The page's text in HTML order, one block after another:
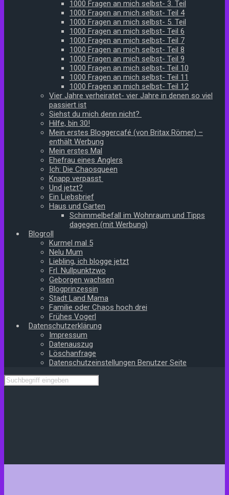
1000 Fragen an mich selbst- 3. Teil
1000 Fragen an mich selbst- Teil 4
1000 Fragen an mich selbst- 5. Teil
1000 Fragen an mich selbst- Teil 6
1000 Fragen an mich selbst- Teil 7
1000 Fragen an mich selbst- Teil 8
1000 Fragen an mich selbst- Teil 9
1000 Fragen an mich selbst- Teil 10
1000 Fragen an mich selbst- Teil 11
1000 Fragen an mich selbst- Teil 12
Vier Jahre verheiratet- vier Jahre in denen so viel
passiert ist
Siehst du mich denn nicht?
Hilfe, bin 30!
Mein erstes Bloggercafé (von Britax Römer) –
enthält Werbung
Mein erstes Mal
Ehefrau eines Anglers
Ich: Die Chaosqueen
Knapp verpasst
Und jetzt?
Ein Liebsbrief
Haus und Garten
Schimmelbefall im Wohnraum und Tipps
dagegen (mit Werbung)
Blogroll
Kurmel mal 5
Nelu Mum
Liebling, ich blogge jetzt
Frl. Nullpunktzwo
Geborgen wachsen
Blogprinzessin
Stadt Land Mama
Familie oder Chaos hoch drei
Frühes Vogerl
Datenschutzerklärung
Impressum
Datenauszug
Löschanfrage
Datenschutzeinstellungen Benutzer Seite